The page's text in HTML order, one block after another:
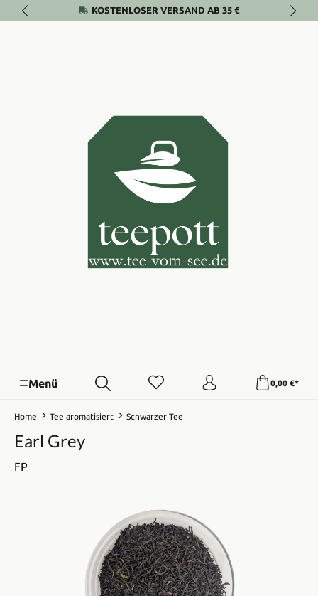
Zum Hauptinhalt springenKOSTENLOSER VERSAND AB 35 €
Menü 0,00 €*
Home Tee aromatisiert Schwarzer Tee
Earl Grey
FP
Bildergalerie überspringen